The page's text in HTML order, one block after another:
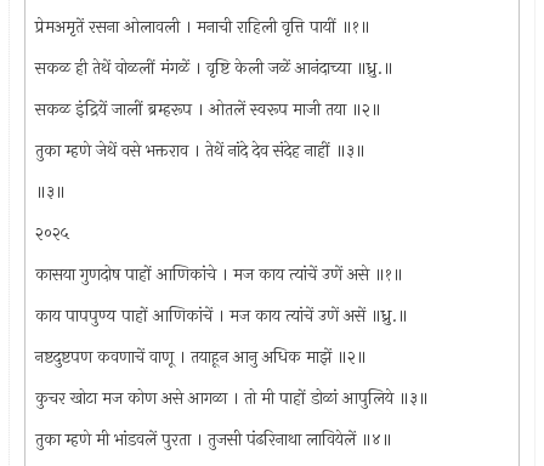
प्रेमअमृतें रसना ओलावली । मनाची राहिली वृत्ति पायीं ॥१॥
सकळ ही तेथें वोळलीं मंगळें । वृष्टि केली जळें आनंदाच्या ॥ध्रु.॥
सकळ इंद्रियें जालीं ब्रम्हरूप । ओतलें स्वरूप माजी तया ॥२॥
तुका म्हणे जेथें वसे भक्तराव । तेथें नांदे देव संदेह नाहीं ॥३॥
॥३॥
२०२५
कासया गुणदोष पाहों आणिकांचे । मज काय त्यांचें उणें असे ॥१॥
काय पापपुण्य पाहों आणिकांचें । मज काय त्यांचें उणें असें ॥ध्रु.॥
नष्टदुष्टपण कवणाचें वाणू । तयाहून आनु अधिक माझें ॥२॥
कुचर खोटा मज कोण असे आगळा । तो मी पाहों डोळां आपुलिये ॥३॥
तुका म्हणे मी भांडवलें पुरता । तुजसी पंढरिनाथा लावियेलें ॥४॥